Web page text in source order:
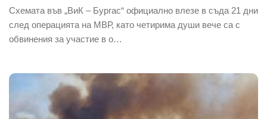
Схемата във „ВиК – Бургас“ официално влезе в съда 21 дни
след операцията на МВР, като четирима души вече са с
обвинения за участие в о…